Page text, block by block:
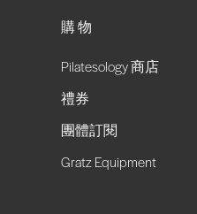
購物
Pilatesology 商店
禮券
團體訂閱
Gratz Equipment